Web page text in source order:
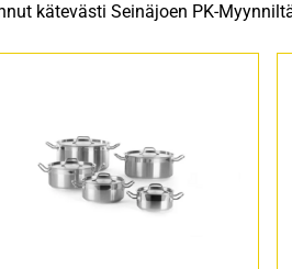
kätevästi Seinäjoen PK-